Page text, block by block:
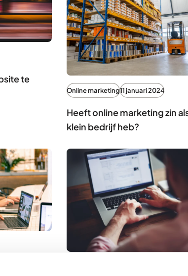
te
Online marketing11 januari 2024
Heeft online marketing zin
klein bedrijf heb?